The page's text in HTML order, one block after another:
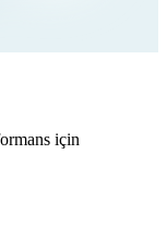
için